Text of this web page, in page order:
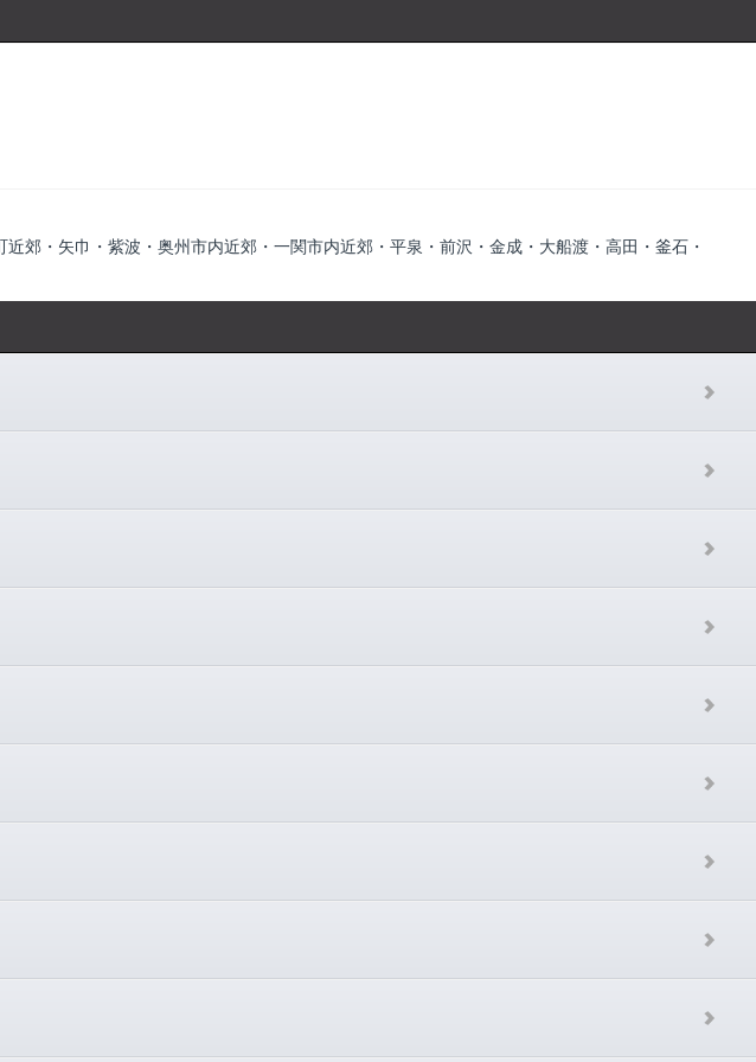
郊・矢巾・紫波・奥州市内近郊・一関市内近郊・平泉・前沢・金成・大船渡・高田・釜石・